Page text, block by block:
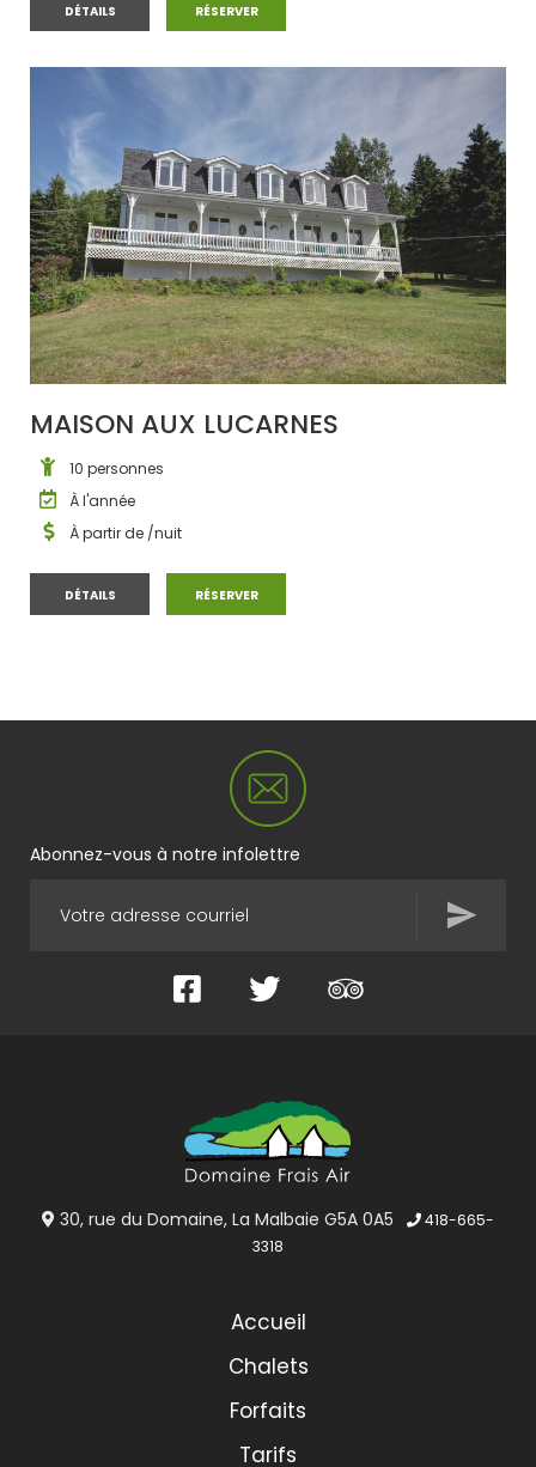
DÉTAILSAPPARTEMENT ANCESTRAL LA 1816
RÉSERVERAPPARTEMENT ANCESTRAL LA 1816
MAISON AUX LUCARNES
10 personnes
À l'année
À partir de /nuit
DÉTAILSMAISON AUX LUCARNES
RÉSERVERMAISON AUX LUCARNES
Abonnez-vous à notre infolettre
Facebook Twitter
30, rue du Domaine, La Malbaie G5A 0A5
418-665-
3318
Accueil
Chalets
Forfaits
Tarifs